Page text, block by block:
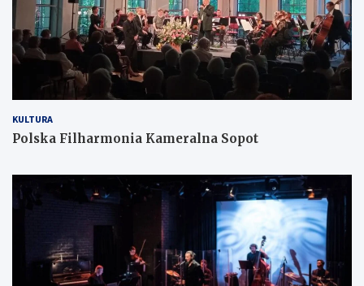
KULTURA
Polska Filharmonia Kameralna Sopot